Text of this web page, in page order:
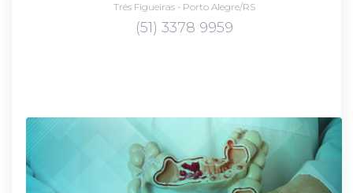
Três Figueiras - Porto Alegre/RS
(51) 3378 9959